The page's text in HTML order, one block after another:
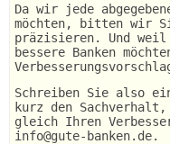
Da wir jede
möchten, bitten wir
präzisieren. Und
bessere Banken
Schreiben Sie also
kurz den
gleich Ihren
info@gute-banken.de.